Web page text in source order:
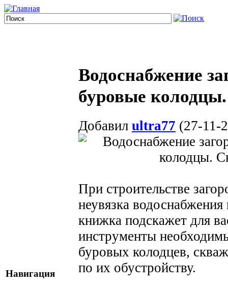
Навигация
Водоснабжение
буровые
Добавил ultra77 (27-11-
При строительстве
неувязка водоснабжения
книжка подскажет для
инструменты
буровых колодцев,
по их обустройству.